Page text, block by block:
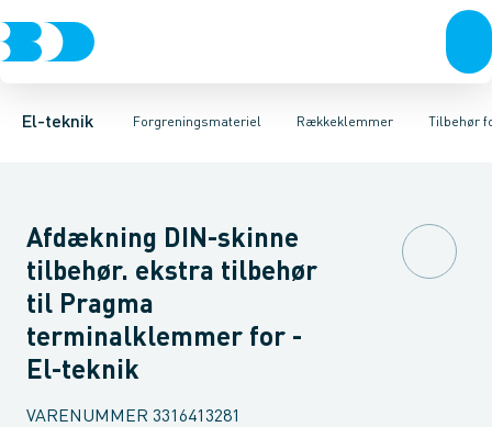
El-teknik Forgreningsmateriel
Afbrydere, stikkontakter & lampeudtagForgreningsmateriel
Rækkeklemmer
KabelgennemføringsmaterielRækkeklemmerTilslutning og
Tilbehør
Tilbehør til rækkeklemmeJordklemmeKortslutningslaske
Afdækning DIN-skinne
tilbehør. ekstra tilbehør
til Pragma
terminalklemmer for -
El-teknik
VARENUMMER 3316413281